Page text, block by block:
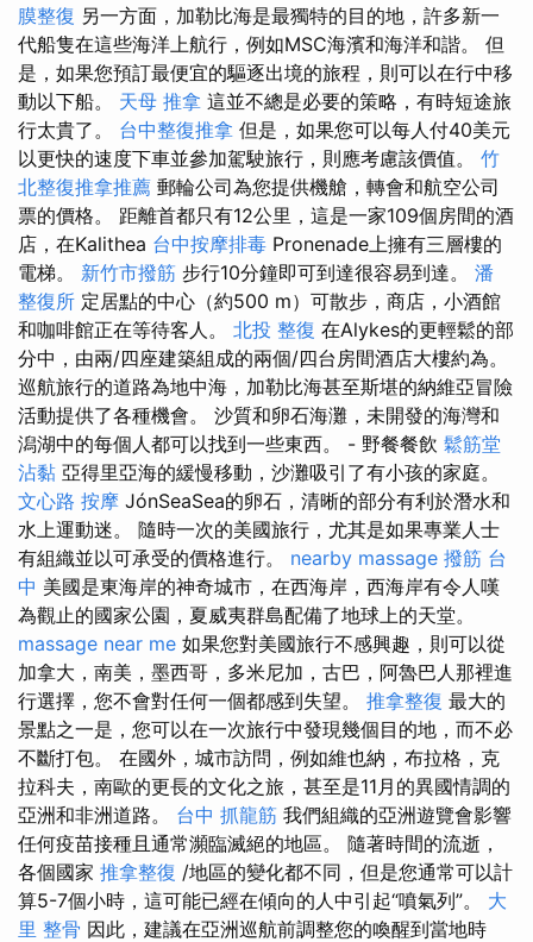
膜整復 另一方面，加勒比海是最獨特的目的地，許多新一
代船隻在這些海洋上航行，例如MSC海濱和海洋和諧。 但
是，如果您預訂最便宜的驅逐出境的旅程，則可以在行中移
動以下船。 天母 推拿 這並不總是必要的策略，有時短途旅
行太貴了。 台中整復推拿 但是，如果您可以每人付40美元
以更快的速度下車並參加駕駛旅行，則應考慮該價值。 竹
北整復推拿推薦 郵輪公司為您提供機艙，轉會和航空公司
票的價格。 距離首都只有12公里，這是一家109個房間的酒
店，在Kalithea 台中按摩排毒 Pronenade上擁有三層樓的
電梯。 新竹市撥筋 步行10分鐘即可到達很容易到達。 潘
整復所 定居點的中心（約500 m）可散步，商店，小酒館
和咖啡館正在等待客人。 北投 整復 在Alykes的更輕鬆的部
分中，由兩/四座建築組成的兩個/四台房間酒店大樓約為。
巡航旅行的道路為地中海，加勒比海甚至斯堪的納維亞冒險
活動提供了各種機會。 沙質和卵石海灘，未開發的海灣和
潟湖中的每個人都可以找到一些東西。 - 野餐餐飲 鬆筋堂
沾黏 亞得里亞海的緩慢移動，沙灘吸引了有小孩的家庭。
文心路 按摩 JónSeaSea的卵石，清晰的部分有利於潛水和
水上運動迷。 隨時一次的美國旅行，尤其是如果專業人士
有組織並以可承受的價格進行。 nearby massage 撥筋 台
中 美國是東海岸的神奇城市，在西海岸，西海岸有令人嘆
為觀止的國家公園，夏威夷群島配備了地球上的天堂。
massage near me 如果您對美國旅行不感興趣，則可以從
加拿大，南美，墨西哥，多米尼加，古巴，阿魯巴人那裡進
行選擇，您不會對任何一個都感到失望。 推拿整復 最大的
景點之一是，您可以在一次旅行中發現幾個目的地，而不必
不斷打包。 在國外，城市訪問，例如維也納，布拉格，克
拉科夫，南歐的更長的文化之旅，甚至是11月的異國情調的
亞洲和非洲道路。 台中 抓龍筋 我們組織的亞洲遊覽會影響
任何疫苗接種且通常瀕臨滅絕的地區。 隨著時間的流逝，
各個國家 推拿整復 /地區的變化都不同，但是您通常可以計
算5-7個小時，這可能已經在傾向的人中引起“噴氣列”。 大
里 整骨 因此，建議在亞洲巡航前調整您的喚醒到當地時